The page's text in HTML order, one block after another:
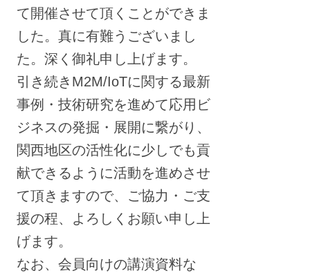
て開催させて頂くことができま
した。真に有難うございまし
た。深く御礼申し上げます。
引き続きM2M/IoTに関する最新
事例・技術研究を進めて応用ビ
ジネスの発掘・展開に繋がり、
関西地区の活性化に少しでも貢
献できるように活動を進めさせ
て頂きますので、ご協力・ご支
援の程、よろしくお願い申し上
げます。
なお、会員向けの講演資料な